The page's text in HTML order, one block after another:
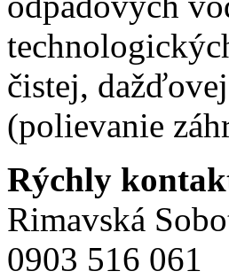
čistej,
(polievanie
Rýchly
Rimavská
0903 516 061